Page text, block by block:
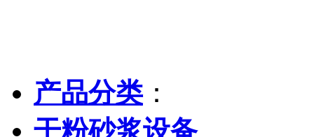
产品分类：
干粉砂浆设备